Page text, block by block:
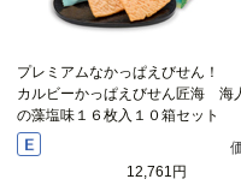
プレミアムなかっぱえびせん！
カルビーかっぱえびせん匠海 海
の藻塩味１６枚入１０箱セット
12,761円